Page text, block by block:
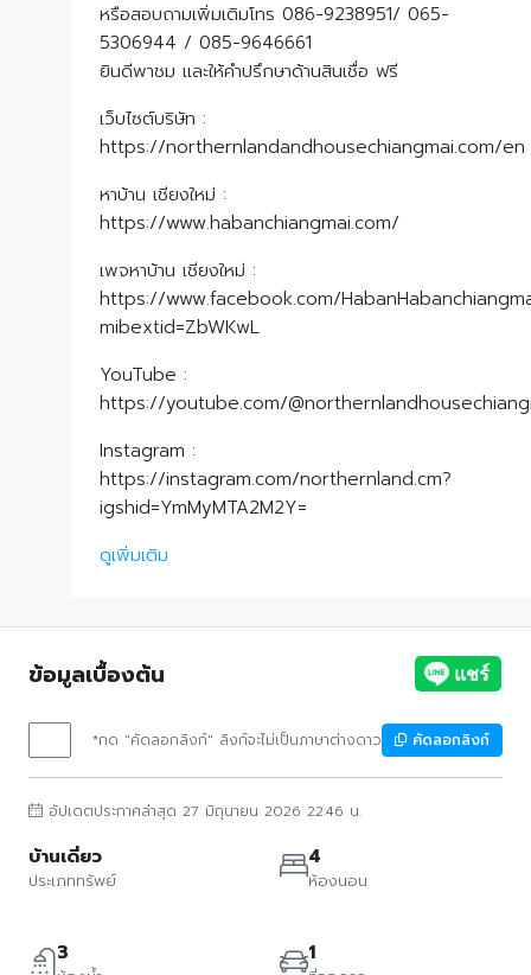
หรือสอบถามเพิ่มเติมโทร 086-9238951/ 065-
5306944 / 085-9646661
ยินดีพาชม และให้คำปรึกษาด้านสินเชื่อ ฟรี
เว็บไซต์บริษัท :
https://northernlandandhousechiangmai.com/en
หาบ้าน เชียงใหม่ :
https://www.habanchiangmai.com/
เพจหาบ้าน เชียงใหม่ :
https://www.facebook.com/
mibextid=ZbWKwL
YouTube :
https://youtube.com/
Instagram :
https://instagram.com/northernland.cm?
igshid=YmMyMTA2M2Y=
ดูเพิ่มเติม
ข้อมูลเบื้องต้น
*กด "คัดลอกลิงก์" ลิงก์จะไม่เป็นภาษาต่างดาว คัดลอกลิงก์
อัปเดตประกาศล่าสุด 27 มิถุนายน 2026 22:46 น.
บ้านเดี่ยว
ประเภททรัพย์
4
ห้องนอน
3 1